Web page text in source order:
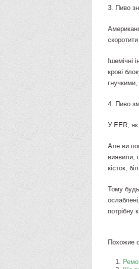
3. Пиво
крові
гнучкими,
4. Пиво
У EER, як
Але ви
виявили,
кісток,
Тому
потрібну
Похожие